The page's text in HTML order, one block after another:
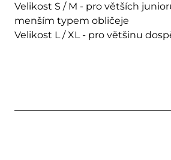
Velikost S / M - pro větších
menším typem obličeje
Velikost L / XL - pro většinu